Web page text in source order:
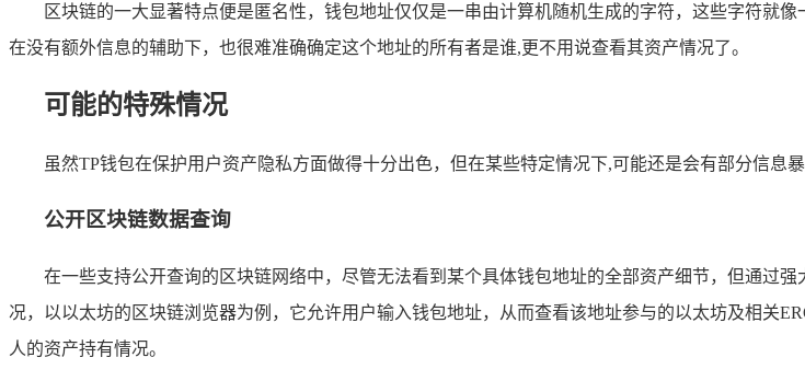
区块链的一大显著特点便是匿名性，钱包地址仅仅是一串由计算机随机生成的字符，这些字符就
在没有额外信息的辅助下，也很难准确确定这个地址的所有者是谁,更不用说查看其资产情况了。
可能的特殊情况
虽然TP钱包在保护用户资产隐私方面做得十分出色，但在某些特定情况下,可能还是会有部分信息暴
公开区块链数据查询
在一些支持公开查询的区块链网络中，尽管无法看到某个具体钱包地址的全部资产细节，但通过
况，以以太坊的区块链浏览器为例，它允许用户输入钱包地址，从而查看该地址参与的以太坊及相关
人的资产持有情况。